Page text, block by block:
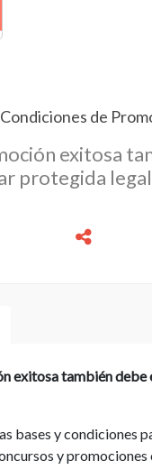
de
exitosa
protegida
exitosa también
bases y condiciones
y promociones